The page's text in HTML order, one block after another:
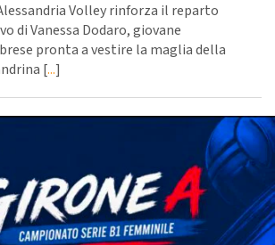
Volley rinforza il reparto
di Vanessa Dodaro, giovane
pronta a vestire la maglia della
[...]